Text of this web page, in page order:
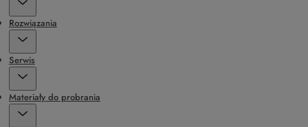
Rozwiązania
Serwis
Materiały do probrania